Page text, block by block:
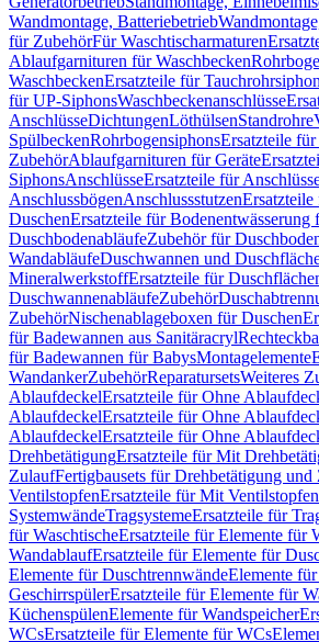
Wandmontage, Batteriebetrieb
für ZubehörFür Waschtischarmaturen
Ablaufgarnituren für Waschbecken
WaschbeckenErsatzteile für
für UP-SiphonsWaschbeckenanschlüsse
AnschlüsseDichtungenLöthülsenStandrohre
SpülbeckenRohrbogensiphonsErsatzteile
ZubehörAblaufgarnituren für Geräte
SiphonsAnschlüsseErsatzteile für
AnschlussbögenAnschlussstutzenErsatzteile
DuschenErsatzteile für Bodenentwässerung
DuschbodenabläufeZubehör für
WandabläufeDuschwannen und
MineralwerkstoffErsatzteile für
DuschwannenabläufeZubehör
ZubehörNischenablageboxen für Duschen
für Badewannen aus Sanitäracryl
für Badewannen für BabysMontagelemente
WandankerZubehörReparatursetsWeiteres
AblaufdeckelErsatzteile für Ohne
AblaufdeckelErsatzteile für Ohne
AblaufdeckelErsatzteile für Ohne
DrehbetätigungErsatzteile für Mit
ZulaufFertigbausets für Drehbetätigung und
VentilstopfenErsatzteile für Mit Ventilstopfen
SystemwändeTragsystemeErsatzteile für
für WaschtischeErsatzteile für Elemente für
WandablaufErsatzteile für Elemente für
Elemente für DuschtrennwändeElemente
GeschirrspülerErsatzteile für Elemente für
KüchenspülenElemente für Wandspeicher
WCsErsatzteile für Elemente für WCs